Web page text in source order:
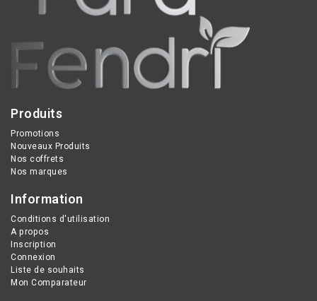
Produits
Promotions
Nouveaux Produits
Nos coffrets
Nos marques
Information
Conditions d'utilisation
A propos
Inscription
Connexion
Liste de souhaits
Mon Comparateur